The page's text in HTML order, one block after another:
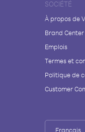
SOCIÉTÉ
À propos de
Brand Center
Emplois
Termes et
Politique de
Customer
Français